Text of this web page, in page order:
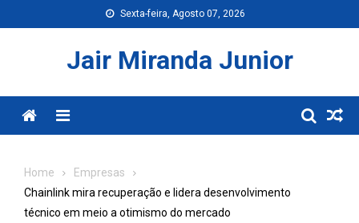
to
Sexta-feira, Agosto 07, 2026
Jair Miranda Junior
Menu
Home
Empresas
Chainlink mira recuperação e lidera desenvolvimento
técnico em meio a otimismo do mercado